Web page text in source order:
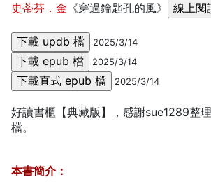
史蒂芬．金 《穿過鑰匙孔的風》
2025/3/14
2025/3/14
2025/3/14
好讀書櫃【典藏版】，感謝sue1289整
檔。
本書簡介：